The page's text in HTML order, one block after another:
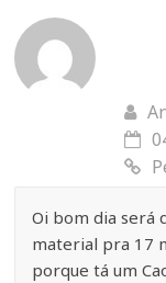
Oi bom dia será
material pra 17
porque tá um